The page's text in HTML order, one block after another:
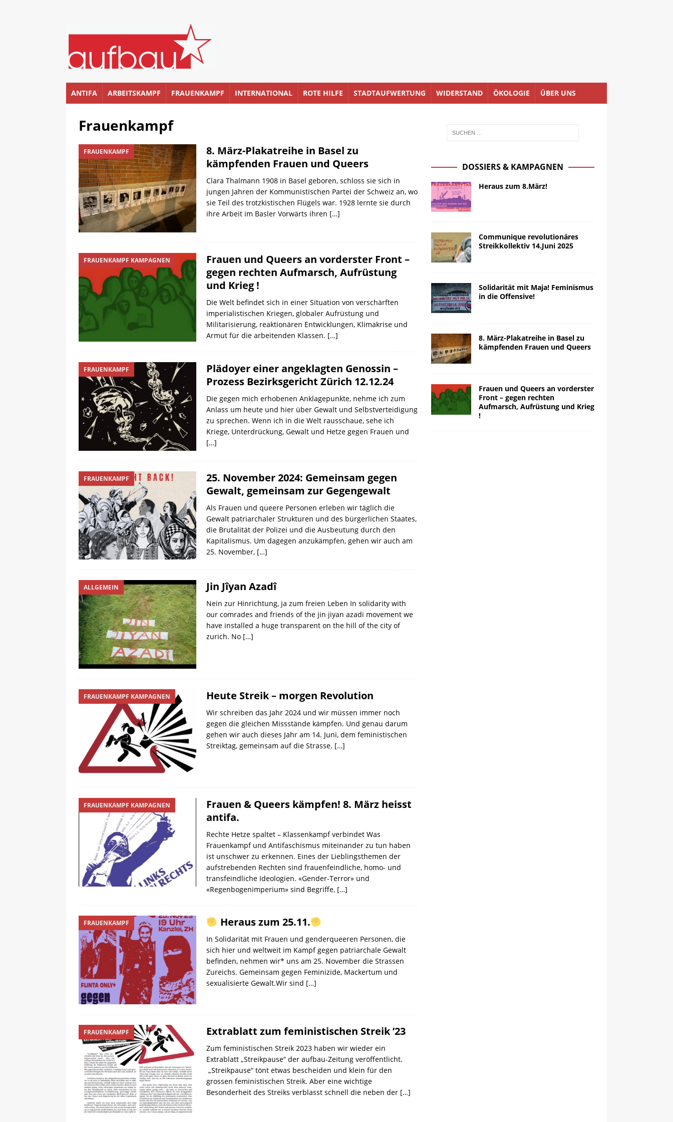
ANTIFA ARBEITSKAMPF FRAUENKAMPF INTERNATIONAL ROTE HILFE STADTAUFWERTUNG WIDERSTAND ÖKOLOGIE ÜBER UNS
Frauenkampf
FRAUENKAMPF
8. März-Plakatreihe in Basel zu
kämpfenden Frauen und Queers
Clara Thalmann 1908 in Basel geboren, schloss sie sich in
jungen Jahren der Kommunistischen Partei der Schweiz an, wo
sie Teil des trotzkistischen Flügels war. 1928 lernte sie durch
ihre Arbeit im Basler Vorwärts ihren […]
FRAUENKAMPF KAMPAGNEN
Frauen und Queers an vorderster Front –
gegen rechten Aufmarsch, Aufrüstung
und Krieg !
Die Welt befindet sich in einer Situation von verschärften
imperialistischen Kriegen, globaler Aufrüstung und
Militarisierung, reaktionären Entwicklungen, Klimakrise und
Armut für die arbeitenden Klassen. […]
FRAUENKAMPF
Plädoyer einer angeklagten Genossin –
Prozess Bezirksgericht Zürich 12.12.24
Die gegen mich erhobenen Anklagepunkte, nehme ich zum
Anlass um heute und hier über Gewalt und Selbstverteidigung
zu sprechen. Wenn ich in die Welt rausschaue, sehe ich
Kriege, Unterdrückung, Gewalt und Hetze gegen Frauen und
[…]
FRAUENKAMPF
25. November 2024: Gemeinsam gegen
Gewalt, gemeinsam zur Gegengewalt
Als Frauen und queere Personen erleben wir täglich die
Gewalt patriarchaler Strukturen und des bürgerlichen Staates,
die Brutalität der Polizei und die Ausbeutung durch den
Kapitalismus. Um dagegen anzukämpfen, gehen wir auch am
25. November, […]
ALLGEMEIN Jin Jîyan Azadî
Nein zur Hinrichtung, ja zum freien Leben In solidarity with
our comrades and friends of the jin jiyan azadi movement we
have installed a huge transparent on the hill of the city of
zurich. No […]
FRAUENKAMPF KAMPAGNEN Heute Streik – morgen Revolution
Wir schreiben das Jahr 2024 und wir müssen immer noch
gegen die gleichen Missstände kämpfen. Und genau darum
gehen wir auch dieses Jahr am 14. Juni, dem feministischen
Streiktag, gemeinsam auf die Strasse. […]
FRAUENKAMPF KAMPAGNEN
Frauen & Queers kämpfen! 8. März heisst
antifa.
Rechte Hetze spaltet – Klassenkampf verbindet Was
Frauenkampf und Antifaschismus miteinander zu tun haben
ist unschwer zu erkennen. Eines der Lieblingsthemen der
aufstrebenden Rechten sind frauenfeindliche, homo- und
transfeindliche Ideologien. «Gender-Terror» und
«Regenbogenimperium» sind Begriffe, […]
FRAUENKAMPF Heraus zum 25.11.
In Solidarität mit Frauen und genderqueeren Personen, die
sich hier und weltweit im Kampf gegen patriarchale Gewalt
befinden, nehmen wir* uns am 25. November die Strassen
Zureichs. Gemeinsam gegen Feminizide, Mackertum und
sexualisierte Gewalt.Wir sind […]
FRAUENKAMPF Extrablatt zum feministischen Streik ’23
Zum feministischen Streik 2023 haben wir wieder ein
Extrablatt „Streikpause“ der aufbau-Zeitung veröffentlicht.
„Streikpause“ tönt etwas bescheiden und klein für den
grossen feministischen Streik. Aber eine wichtige
Besonderheit des Streiks verblasst schnell die neben der […]
DOSSIERS & KAMPAGNEN
Heraus zum 8.März!
Communique revolutionäres
Streikkollektiv 14.Juni 2025
Solidarität mit Maja! Feminismus
in die Offensive!
8. März-Plakatreihe in Basel zu
kämpfenden Frauen und Queers
Frauen und Queers an vorderster
Front – gegen rechten
Aufmarsch, Aufrüstung und Krieg
!